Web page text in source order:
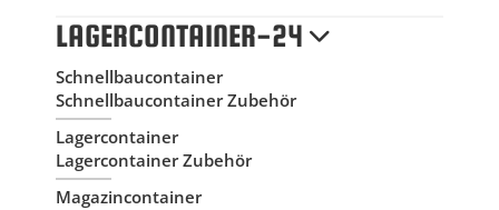
LAGERCONTAINER-24
Schnellbaucontainer
Schnellbaucontainer Zubehör
Lagercontainer
Lagercontainer Zubehör
Magazincontainer